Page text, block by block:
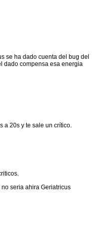
se ha dado cuenta del bug del
dado compensa esa energia
a 20s y te sale un crítico.
seria ahira Geriatricus